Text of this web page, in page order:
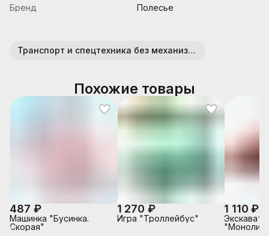
Бренд
Полесье
Транспорт и спецтехника без механизмов (пластик)
Похожие товары
487 ₽
Машинка "Бусинка.
Скорая"
1 270 ₽
Игра "Троллейбус"
1 110 ₽